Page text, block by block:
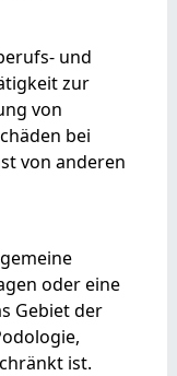
und
zur
von
bei
von anderen
oder eine
Gebiet der
ist.